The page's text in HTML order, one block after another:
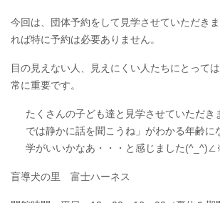
今回は、団体予約をして見学させていただき
れば特に予約は必要ありません。
目の見えない人、見えにくい人たちにとって
常に重要です。
たくさんの子ども達と見学させていただき
では静かに話を聞こうね」がわかる年齢に
学がいいかなあ・・・と感じました
盲導犬の里 富士ハーネス